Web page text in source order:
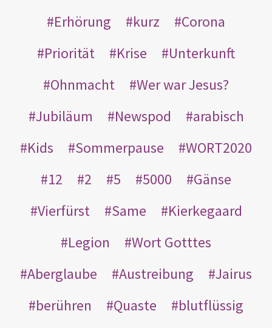
Erhörung
kurz
Corona
Priorität
Krise
Unterkunft
Ohnmacht
Wer war Jesus?
Jubiläum
Newspod
arabisch
Kids
Sommerpause
WORT2020
12
2 5 5000
Gänse
Vierfürst
Same
Kierkegaard
Legion
Wort Gotttes
Aberglaube
Austreibung
Jairus
berühren
Quaste
blutflüssig